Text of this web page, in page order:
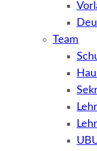
Team